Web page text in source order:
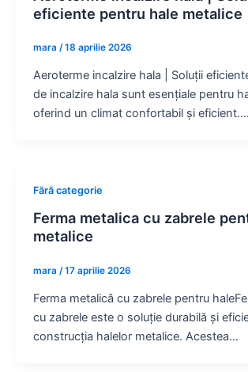
eficiente pentru hale metalice
mara /18 aprilie 2026
Aeroterme incalzire hala | Soluții
de incalzire hala sunt esențiale pentru
oferind un climat confortabil și eficient.…
Fără categorie
Ferma metalica cu zabrele
metalice
mara /17 aprilie 2026
Ferma metalică cu zabrele pentru
cu zabrele este o soluție durabilă și
construcția halelor metalice. Acestea…